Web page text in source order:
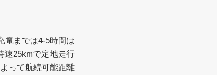
電までは4-5時間ほ
速25kmで定地走行
って航続可能距離